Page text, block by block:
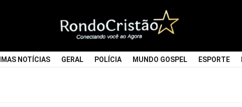
Rondocristao
NOTÍCIAS GERAL POLÍCIA MUNDO GOSPEL ESPORTE